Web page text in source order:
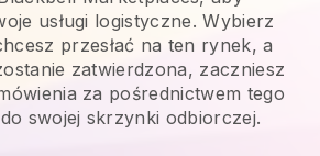
usługi logistyczne. Wybierz
przesłać na ten rynek, a
zatwierdzona, zaczniesz
za pośrednictwem tego
swojej skrzynki odbiorczej.